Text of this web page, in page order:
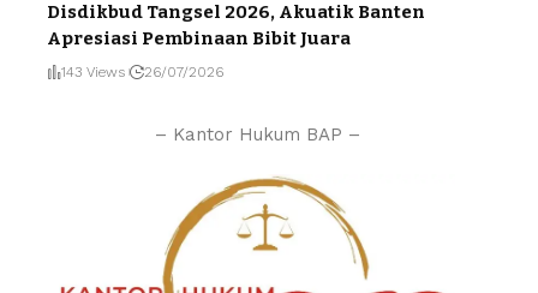
Disdikbud Tangsel 2026, Akuatik Banten
Apresiasi Pembinaan Bibit Juara
143 Views 26/07/2026
– Kantor Hukum BAP –